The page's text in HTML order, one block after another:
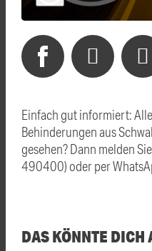
Einfach gut informiert:
Behinderungen aus
gesehen? Dann melden
490400) oder per
DAS KÖNNTE DICH